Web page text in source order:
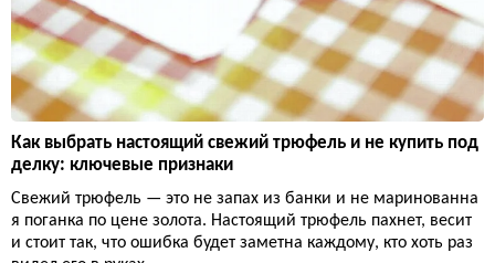
Как выбрать настоящий свежий трюфель и не купить под
делку: ключевые признаки
Свежий трюфель — это не запах из банки и не маринованна
я поганка по цене золота. Настоящий трюфель пахнет, весит
и стоит так, что ошибка будет заметна каждому, кто хоть раз